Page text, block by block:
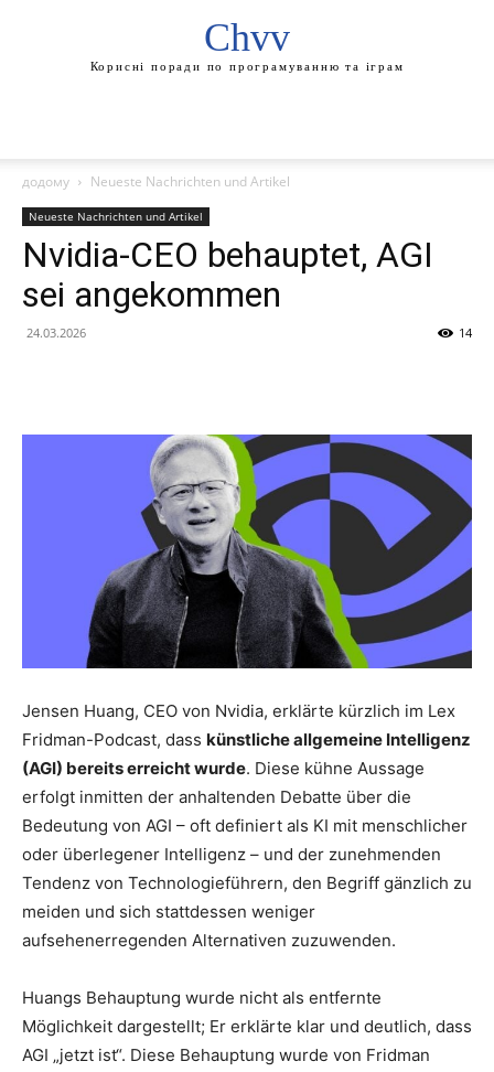
Chvv
Корисні поради по програмуванню та іграм
додому Neueste Nachrichten und Artikel
Neueste Nachrichten und Artikel
Nvidia-CEO behauptet, AGI
sei angekommen
24.03.2026 14
Jensen Huang, CEO von Nvidia, erklärte kürzlich im Lex
Fridman-Podcast, dass künstliche allgemeine Intelligenz
(AGI) bereits erreicht wurde. Diese kühne Aussage
erfolgt inmitten der anhaltenden Debatte über die
Bedeutung von AGI – oft definiert als KI mit menschlicher
oder überlegener Intelligenz – und der zunehmenden
Tendenz von Technologieführern, den Begriff gänzlich zu
meiden und sich stattdessen weniger
aufsehenerregenden Alternativen zuzuwenden.
Huangs Behauptung wurde nicht als entfernte
Möglichkeit dargestellt; Er erklärte klar und deutlich, dass
AGI „jetzt ist“. Diese Behauptung wurde von Fridman